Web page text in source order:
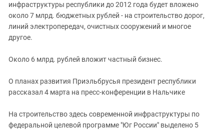
инфраструктуры республики до 2012 года будет вложено
около 7 млрд. бюджетных рублей - на строительство дорог,
линий электропередач, очистных сооружений и многое
другое.
Около 6 млрд. рублей вложит частный бизнес.
О планах развития Приэльбрусья президент республики
рассказал 4 марта на пресс-конференции в Нальчике
На строительство здесь современной инфраструктуры по
федеральной целевой программе "Юг России" выделено 5